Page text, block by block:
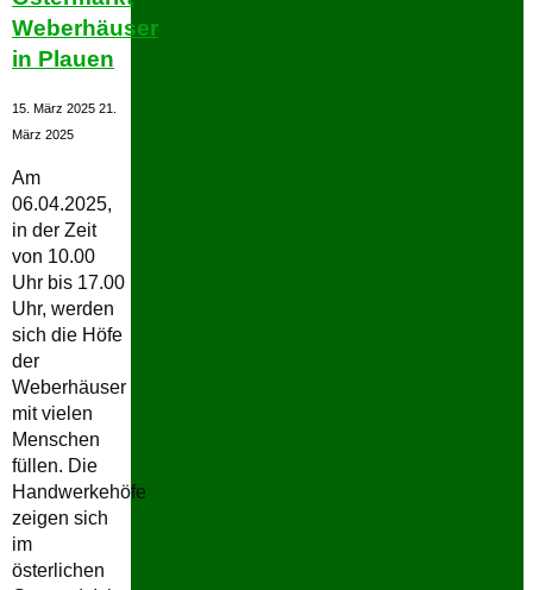
Greiz"
Weberhäuser
in Plauen
15. März 202521.
März 2025
Am
06.04.2025,
in der Zeit
von 10.00
Uhr bis 17.00
Uhr, werden
sich die Höfe
der
Weberhäuser
mit vielen
Menschen
füllen. Die
Handwerkehöfe
zeigen sich
im
österlichen